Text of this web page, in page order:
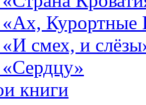
«Ах,
смех, и
книги